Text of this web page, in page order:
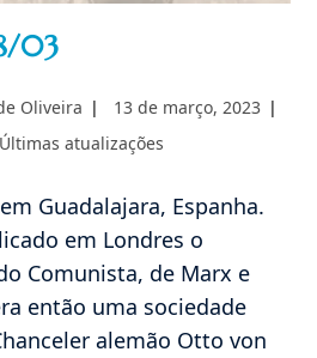
03
Oliveira
Post
13 de março, 2023
Últimas atualizações
Guadalajara, Espanha.
em Londres o
Comunista, de Marx e
então uma sociedade
alemão Otto von